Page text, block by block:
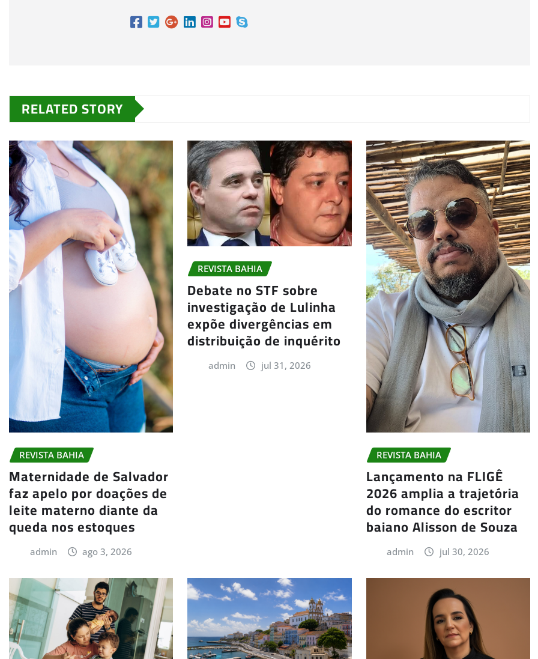
RELATED STORY
REVISTA BAHIA
Maternidade de Salvador
faz apelo por doações de
leite materno diante da
queda nos estoques
admin ago 3, 2026
REVISTA BAHIA
Debate no STF sobre
investigação de Lulinha
expõe divergências em
distribuição de inquérito
admin jul 31, 2026
REVISTA BAHIA
Lançamento na FLIGÊ
2026 amplia a trajetória
do romance do escritor
baiano Alisson de Souza
admin jul 30, 2026